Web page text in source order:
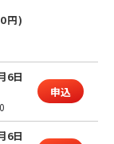
円)
6日
6日